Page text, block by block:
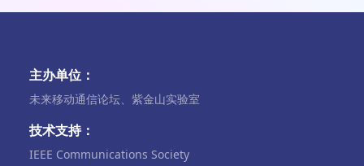
主办单位：
未来移动通信论坛、紫金山实验室
技术支持：
IEEE Communications Society